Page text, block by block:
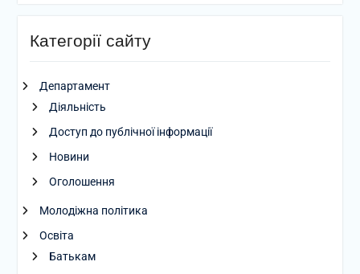
Категорії сайту
Департамент
Діяльність
Доступ до публічної інформації
Новини
Оголошення
Молодіжна політика
Освіта
Батькам